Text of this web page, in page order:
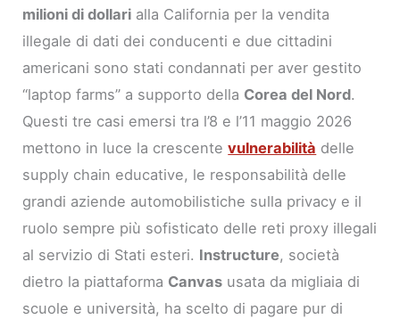
milioni di dollari alla California per la vendita
illegale di dati dei conducenti e due cittadini
americani sono stati condannati per aver gestito
“laptop farms” a supporto della Corea del Nord.
Questi tre casi emersi tra l’8 e l’11 maggio 2026
mettono in luce la crescentevulnerabilità delle
supply chain educative, le responsabilità delle
grandi aziende automobilistiche sulla privacy e il
ruolo sempre più sofisticato delle reti proxy illegali
al servizio di Stati esteri. Instructure, società
dietro la piattaforma Canvas usata da migliaia di
scuole e università, ha scelto di pagare pur di